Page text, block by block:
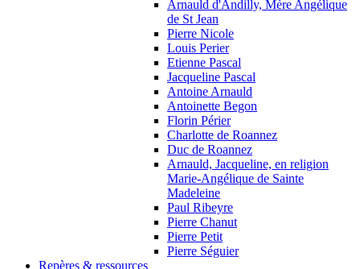
Arnauld d'Andilly, Mère Angélique
de St Jean
Pierre Nicole
Louis Perier
Etienne Pascal
Jacqueline Pascal
Antoine Arnauld
Antoinette Begon
Florin Périer
Charlotte de Roannez
Duc de Roannez
Arnauld, Jacqueline, en religion
Marie-Angélique de Sainte
Madeleine
Paul Ribeyre
Pierre Chanut
Pierre Petit
Pierre Séguier
Repères & ressources